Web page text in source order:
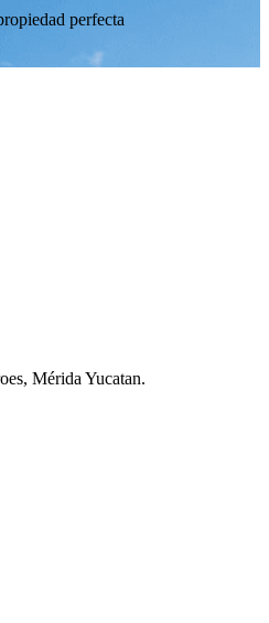
perfecta
Mérida Yucatan.